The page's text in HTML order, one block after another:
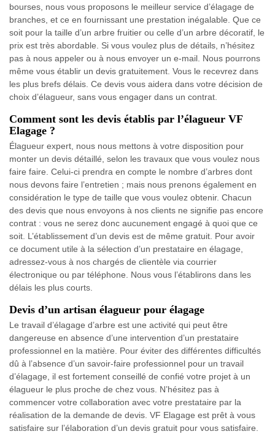
bourses, nous vous proposons le meilleur service d’élagage de
branches, et ce en fournissant une prestation inégalable. Que ce
soit pour la taille d’un arbre fruitier ou celle d’un arbre décoratif, le
prix est très abordable. Si vous voulez plus de détails, n’hésitez
pas à nous appeler ou à nous envoyer un e-mail. Nous pourrons
même vous établir un devis gratuitement. Vous le recevrez dans
les plus brefs délais. Ce devis vous aidera dans votre décision de
choix d’élagueur, sans vous engager dans un contrat.
Comment sont les devis établis par l’élagueur VF
Elagage ?
Élagueur expert, nous nous mettons à votre disposition pour
monter un devis détaillé, selon les travaux que vous voulez nous
faire faire. Celui-ci prendra en compte le nombre d’arbres dont
nous devons faire l’entretien ; mais nous prenons également en
considération le type de taille que vous voulez obtenir. Chacun
des devis que nous envoyons à nos clients ne signifie pas encore
contrat : vous ne serez donc aucunement engagé à quoi que ce
soit. L’établissement d’un devis est de même gratuit. Pour avoir
ce document utile à la sélection d’un prestataire en élagage,
adressez-vous à nos chargés de clientèle via courrier
électronique ou par téléphone. Nous vous l’établirons dans les
délais les plus courts.
Devis d’un artisan élagueur pour élagage
Le travail d’élagage d’arbre est une activité qui peut être
dangereuse en absence d’une intervention d’un prestataire
professionnel en la matière. Pour éviter des différentes difficultés
dû à l’absence d’un savoir-faire professionnel pour un travail
d’élagage, il est fortement conseillé de confié votre projet à un
élagueur le plus proche de chez vous. N’hésitez pas à
commencer votre collaboration avec votre prestataire par la
réalisation de la demande de devis. VF Elagage est prêt à vous
satisfaire sur l’élaboration d’un devis gratuit pour vous satisfaire.